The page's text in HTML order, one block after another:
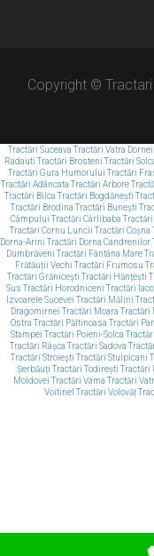
Copyright ©
Tractări Suceava Tractări Vatra Dornei
Radauti Tractări Brosteni Tractări
Tractări Gura Humorului Tractări
Tractări Adâncata Tractări Arbore
Tractări Bilca Tractări Bogdănești
Tractări Brodina Tractări Bunești
Câmpului Tractări Cârlibaba Tractări
Tractări Cornu Luncii Tractări Coșna
Dorna-Arini Tractări Dorna Candrenilor
Dumbrăveni Tractări Fântâna Mare
Frătăuții Vechi Tractări Frumosu
Tractări Grănicești Tractări Hănțești
Sus Tractări Horodniceni Tractări
Izvoarele Sucevei Tractări Mălini
Dragomirnei Tractări Moara Tractări
Ostra Tractări Păltinoasa Tractări
Stampei Tractări Poieni-Solca
Tractări Râșca Tractări Sadova
Tractări Stroiești Tractări Stulpicani
Șerbăuți Tractări Todirești Tractări
Moldovei Tractări Vama Tractări
Voitinel Tractări Volovăț